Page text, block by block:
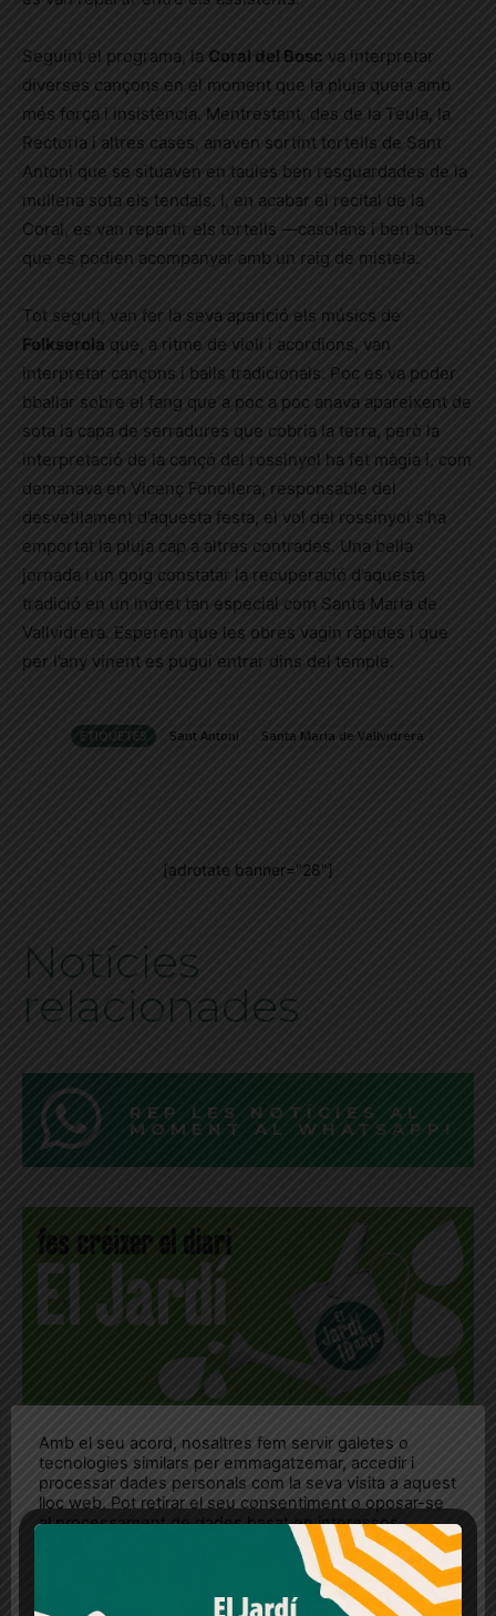
Seguint el programa, la Coral del Bosc va interpretar
diverses cançons en el moment que la pluja queia amb
més força i insistència. Mentrestant, des de la Teula, la
Rectoria i altres cases, anaven sortint tortells de Sant
Antoni que se situaven en taules ben resguardades de la
mullena sota els tendals. I, en acabar el recital de la
Coral, es van repartir els tortells —casolans i ben bons—,
que es podien acompanyar amb un raig de mistela.
Tot seguit, van fer la seva aparició els músics de
Folkserola que, a ritme de violí i acordions, van
interpretar cançons i balls tradicionals. Poc es va poder
bballar sobre el fang que a poc a poc anava apareixent de
sota la capa de serradures que cobria la terra, però la
interpretació de la cançó del rossinyol ha fet màgia i, com
demanava en Vicenç Fonollera, responsable del
desvetllament d’aquesta festa, el vol del rossinyol s’ha
emportat la pluja cap a altres contrades. Una bella
jornada i un goig constatar la recuperació d’aquesta
tradició en un indret tan especial com Santa Maria de
Vallvidrera. Esperem que les obres vagin ràpides i que
per l’any vinent es pugui entrar dins del temple.
ETIQUETES Sant Antoni Santa Maria de Vallvidrera
[adrotate banner="28"]
Notícies
relacionades
REP LES NOTÍCIES AL
MOMENT AL WHATSAPP!
Amb el seu acord, nosaltres fem servir galetes o
tecnologies similars per emmagatzemar, accedir i
processar dades personals com la seva visita a aquest
lloc web. Pot retirar el seu consentiment o oposar-se
al processament de dades basat en interessos
legítims en qualsevol moment fent clic a "Ajustos de
cookies" o a la nostra Política de privacitat en aquest
lloc web. Si cliques "acceptar" dones el teu